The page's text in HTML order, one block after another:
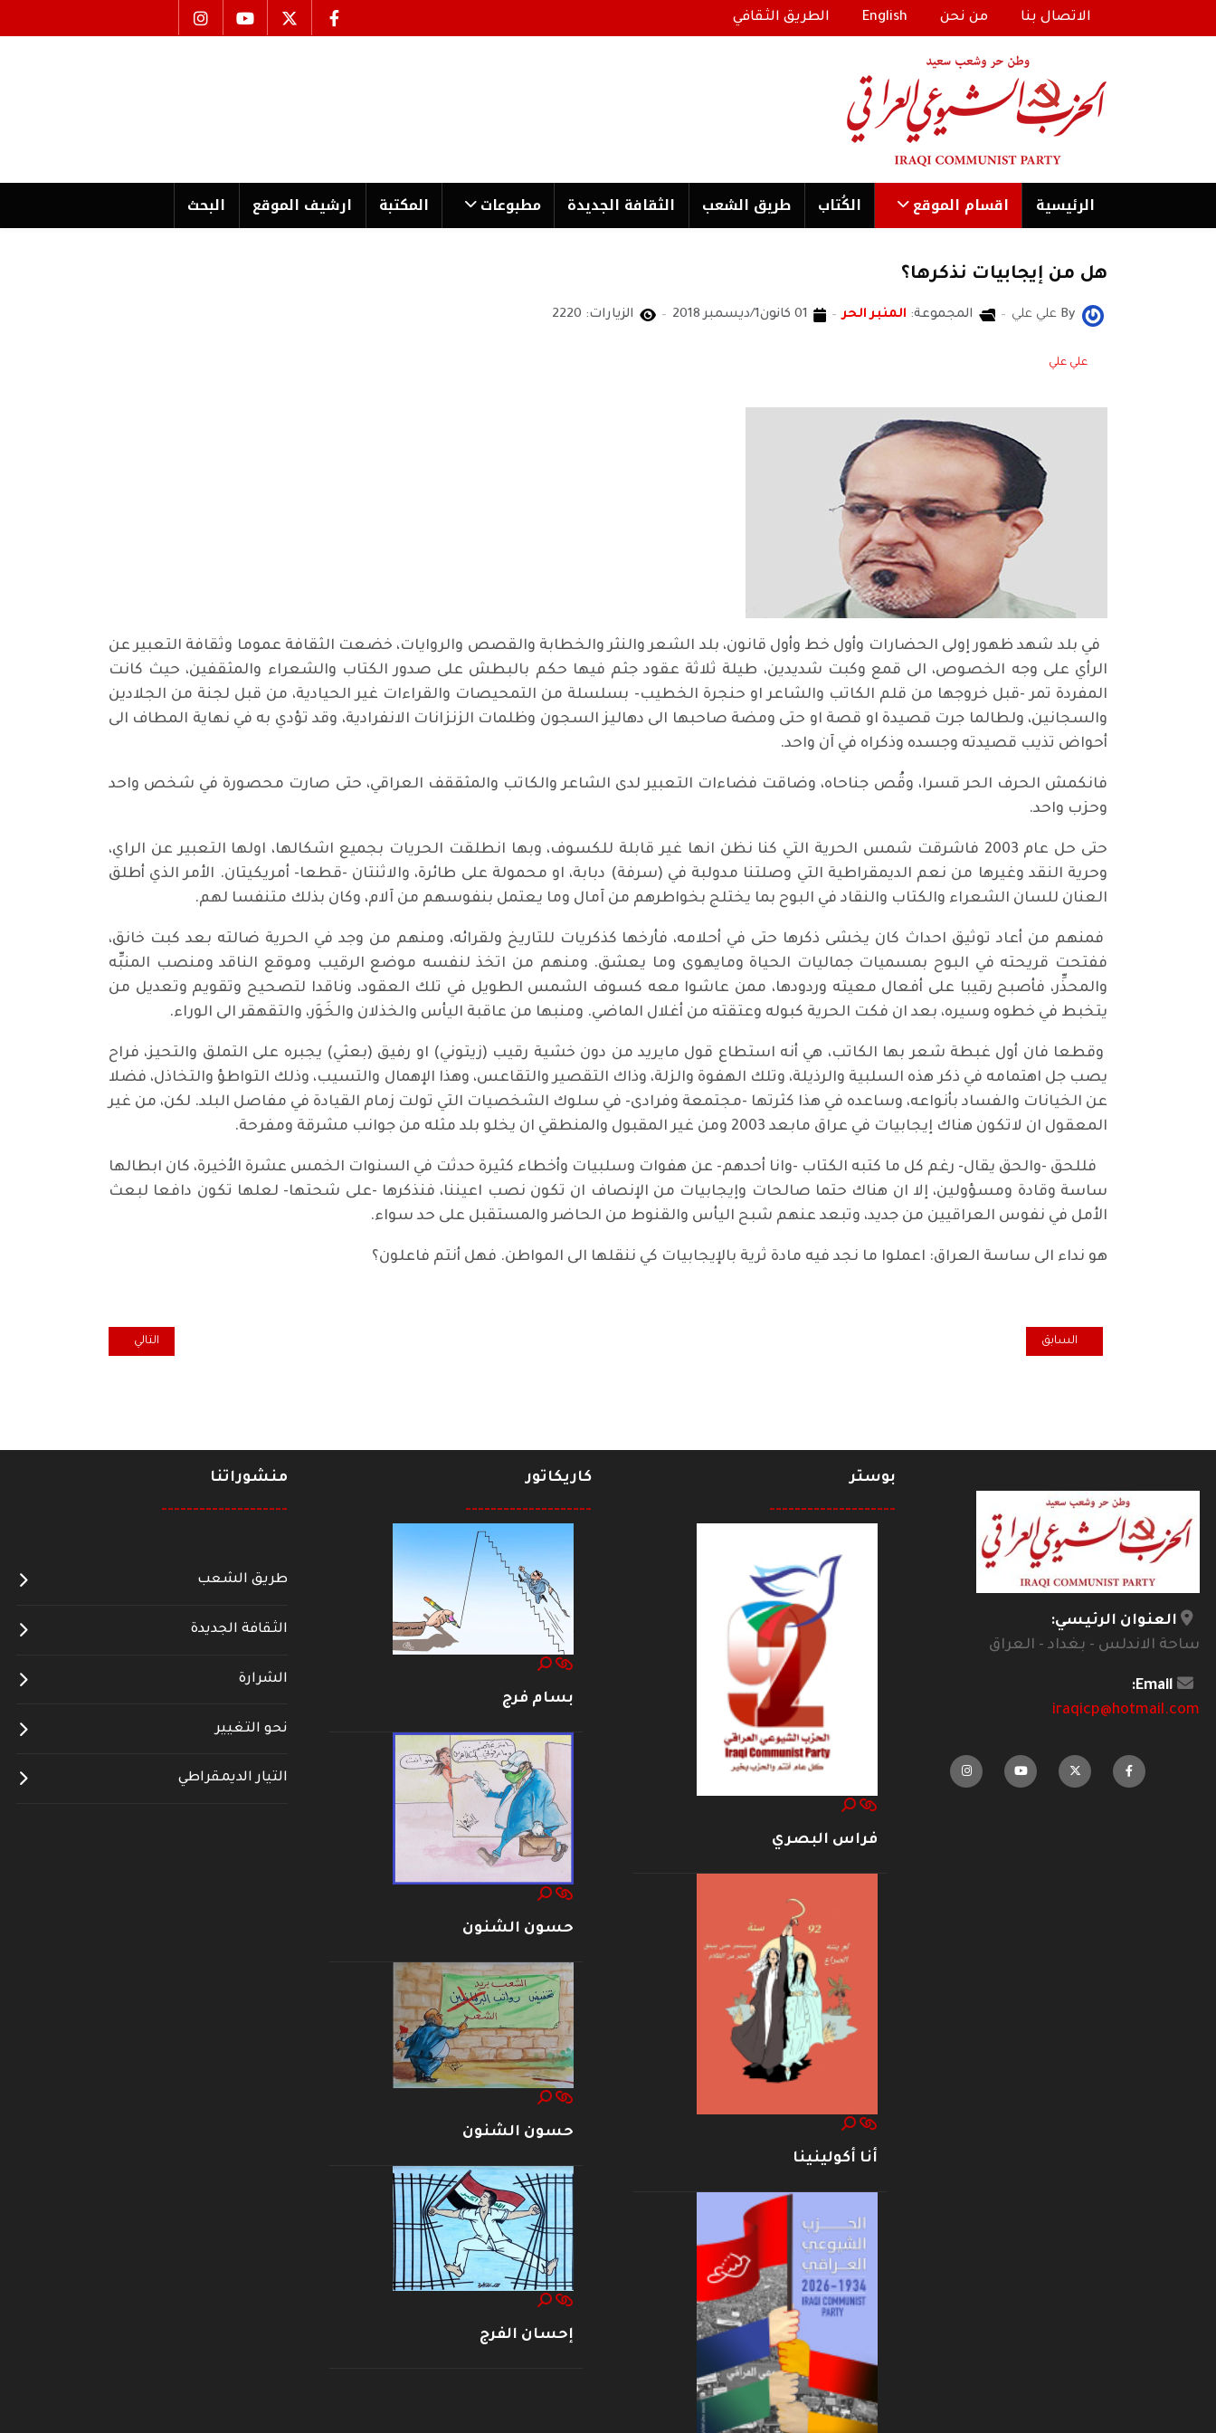
الاتصال بنا من نحن English الطريق الثقافي
الرئیسية اقسام الموقع الكُتاب طریق الشعب الثقافة الجدیدة مطبوعات المكتبة ارشیف الموقع البحث
هل من إيجابيات نذكرها؟
By علي علي المجموعة: المنبر الحر 01 كانون1/ديسمبر 2018 الزيارات: 2220
علي علي
في بلد شهد ظهور إولى الحضارات وأول خط وأول قانون، بلد الشعر والنثر والخطابة والقصص والروايات، خضعت الثقافة عموما وثقافة التعبير عن
الرأي على وجه الخصوص، الى قمع وكبت شديدين، طيلة ثلاثة عقود جثم فيها حكم بالبطش على صدور الكتاب والشعراء والمثقفين، حيث كانت
المفردة تمر -قبل خروجها من قلم الكاتب والشاعر او حنجرة الخطيب- بسلسلة من التمحيصات والقراءات غير الحيادية، من قبل لجنة من الجلادين
والسجانين، ولطالما جرت قصيدة او قصة او حتى ومضة صاحبها الى دهاليز السجون وظلمات الزنزانات الانفرادية، وقد تؤدي به في نهاية المطاف الى
أحواض تذيب قصيدته وجسده وذكراه في آن واحد.
فانكمش الحرف الحر قسرا، وقُص جناحاه، وضاقت فضاءات التعبير لدى الشاعر والكاتب والمثققف العراقي، حتى صارت محصورة في شخص واحد
وحزب واحد.
حتى حل عام 2003 فاشرقت شمس الحرية التي كنا نظن انها غير قابلة للكسوف، وبها انطلقت الحريات بجميع اشكالها، اولها التعبير عن الراي،
وحرية النقد وغيرها من نعم الديمقراطية التي وصلتنا مدولبة في (سرفة) دبابة، او محمولة على طائرة، والاثنتان -قطعا- أمريكيتان. الأمر الذي أطلق
العنان للسان الشعراء والكتاب والنقاد في البوح بما يختلج بخواطرهم من آمال وما يعتمل بنفوسهم من آلام، وكان بذلك متنفسا لهم.
فمنهم من أعاد توثيق احداث كان يخشى ذكرها حتى في أحلامه، فأرخها كذكريات للتاريخ ولقرائه، ومنهم من وجد في الحرية ضالته بعد كبت خانق،
ففتحت قريحته في البوح بمسميات جماليات الحياة ومايهوى وما يعشق. ومنهم من اتخذ لنفسه موضع الرقيب وموقع الناقد ومنصب المنبِّه
والمحذِّر، فأصبح رقيبا على أفعال معيته وردودها، ممن عاشوا معه كسوف الشمس الطويل في تلك العقود، وناقدا لتصحيح وتقويم وتعديل من
يتخبط في خطوه وسيره، بعد ان فكت الحرية كبوله وعتقته من أغلال الماضي. ومنبها من عاقبة اليأس والخذلان والخَوَر، والتقهقر الى الوراء.
وقطعا فان أول غبطة شعر بها الكاتب، هي أنه استطاع قول مايريد من دون خشية رقيب (زيتوني) او رفيق (بعثي) يجبره على التملق والتحيز، فراح
يصب جل اهتمامه في ذكر هذه السلبية والرذيلة، وتلك الهفوة والزلة، وذاك التقصير والتقاعس، وهذا الإهمال والتسيب، وذلك التواطؤ والتخاذل، فضلا
عن الخيانات والفساد بأنواعه، وساعده في هذا كثرتها -مجتمعة وفرادى- في سلوك الشخصيات التي تولت زمام القيادة في مفاصل البلد. لكن، من غير
المعقول ان لاتكون هناك إيجابيات في عراق مابعد 2003 ومن غير المقبول والمنطقي ان يخلو بلد مثله من جوانب مشرقة ومفرحة.
فللحق -والحق يقال- رغم كل ما كتبه الكتاب -وانا أحدهم- عن هفوات وسلبيات وأخطاء كثيرة حدثت في السنوات الخمس عشرة الأخيرة، كان ابطالها
ساسة وقادة ومسؤولين، إلا ان هناك حتما صالحات وإيجابيات من الإنصاف ان تكون نصب اعيننا، فنذكرها -على شحتها- لعلها تكون دافعا لبعث
الأمل في نفوس العراقيين من جديد، وتبعد عنهم شبح اليأس والقنوط من الحاضر والمستقبل على حد سواء.
هو نداء الى ساسة العراق: اعملوا ما نجد فيه مادة ثرية بالإيجابيات كي ننقلها الى المواطن. فهل أنتم فاعلون؟
المقال السابق: هل أن جيراننا أصدقاؤنا لا أسيادنا؟!
السابق المقال التالي: أهميَّة قِطاع
التالي
العنوان الرئيسي:
ساحة الاندلس - بغداد - العراق
Email:
iraqicp@hotmail.com
بوستر
--------------------
فراس البصري
أنا أكولينينا
كاريكاتور
--------------------
بسام فرج
حسون الشنون
حسون الشنون
إحسان الفرج
منشوراتنا
--------------------
طريق الشعب
الثقافة الجديدة
الشرارة
نحو التغيير
التيار الديمقراطي